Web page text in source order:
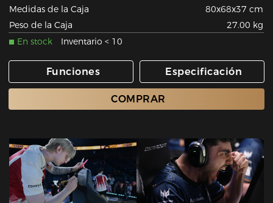
Medidas de la Caja
80x68x37 cm
Peso de la Caja
27.00 kg
En stock
Inventario < 10
Funciones Especificación
COMPRAR